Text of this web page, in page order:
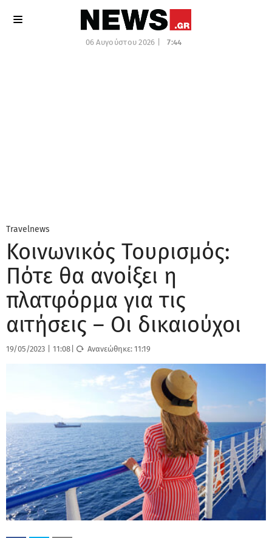
06 Αυγούστου 2026 | 7:44
Travelnews
Κοινωνικός Τουρισμός:
Πότε θα ανοίξει η
πλατφόρμα για τις
αιτήσεις – Οι δικαιούχοι
19/05/2023 11:08 Ανανεώθηκε:11:19